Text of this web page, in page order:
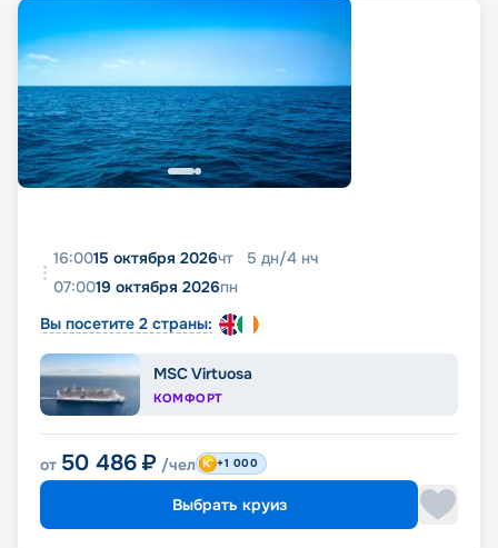
16:0015 октября 2026чт 5 дн/4 нч
07:0019 октября 2026пн
Вы посетите 2 страны:
MSC Virtuosa
КОМФОРТ
от 50 486 ₽ /чел +1 000
Выбрать круиз